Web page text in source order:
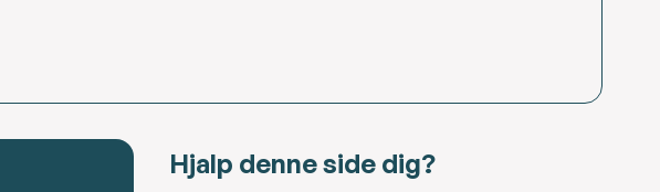
Hjalp denne side dig?